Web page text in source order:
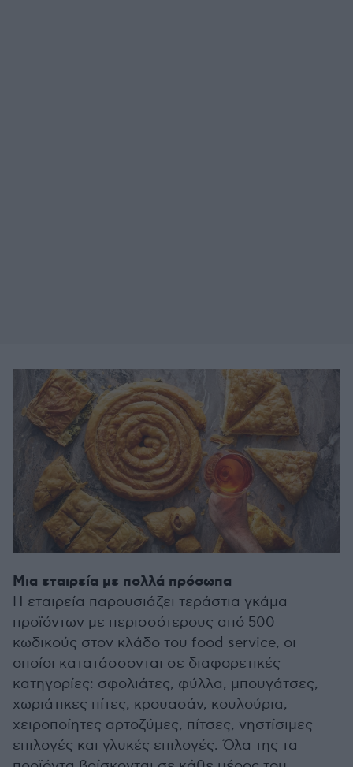
Μια εταιρεία με πολλά πρόσωπα
Η εταιρεία παρουσιάζει τεράστια γκάμα
προϊόντων με περισσότερους από 500
κωδικούς στον κλάδο του food service, οι
οποίοι κατατάσσονται σε διαφορετικές
κατηγορίες: σφολιάτες, φύλλα, μπουγάτσες,
χωριάτικες πίτες, κρουασάν, κουλούρια,
χειροποίητες αρτοζύμες, πίτσες, νηστίσιμες
επιλογές και γλυκές επιλογές. Όλα της τα